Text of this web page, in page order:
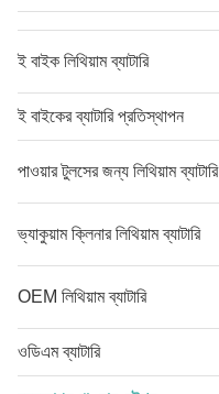
ই বাইক লিথিয়াম ব্যাটারি
ই বাইকের ব্যাটারি প্রতিস্থাপন
পাওয়ার টুলসের জন্য লিথিয়াম ব্যাটারি
ভ্যাকুয়াম ক্লিনার লিথিয়াম ব্যাটারি
OEM লিথিয়াম ব্যাটারি
ওডিএম ব্যাটারি